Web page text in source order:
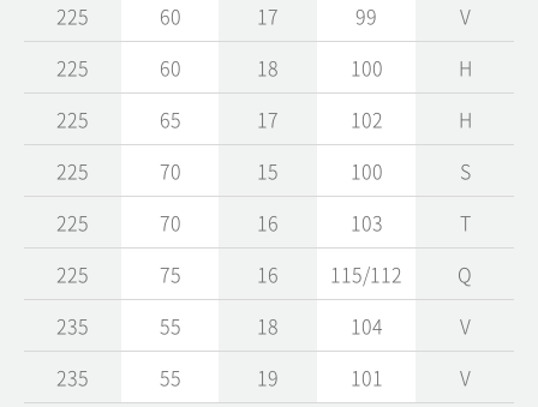
225
60 17 99
V
225
60 18 100
H
225
65 17 102
H
225
70 15 100
S
225
70 16 103
T
225
75 16 115/112
Q
235
55 18 104
V
235
55 19 101 V